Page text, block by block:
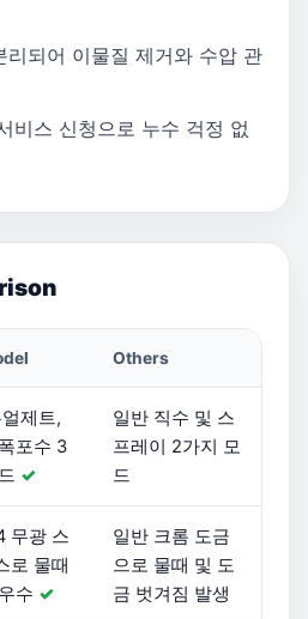
되어 이물질 제거와 수압 관
비스 신청으로 누수 걱정 없
Others
제트,
포수 3
✓
일반 직수 및 스
프레이 2가지 모
드
무광 스
로 물때
수 ✓
일반 크롬 도금
으로 물때 및 도
금 벗겨짐 발생